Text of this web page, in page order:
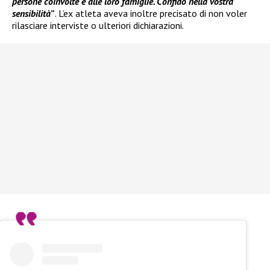
sensibilità”. L’ex atleta aveva inoltre precisato di non voler
rilasciare interviste o ulteriori dichiarazioni.